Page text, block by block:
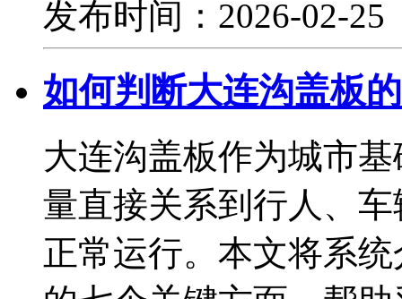
发布时间：2026-02-
如何判断大连沟盖板
大连沟盖板作为城市
量直接关系到行人、
正常运行。本文将系